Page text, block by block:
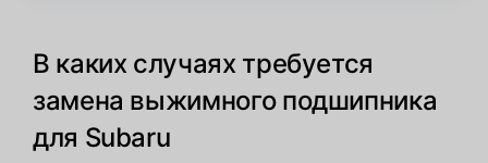
В каких случаях требуется
замена выжимного подшипника
для Subaru